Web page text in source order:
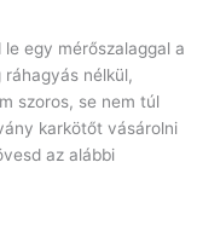
egy mérőszalaggal a
nélkül,
szoros, se nem túl
karkötőt vásárolni
az alábbi